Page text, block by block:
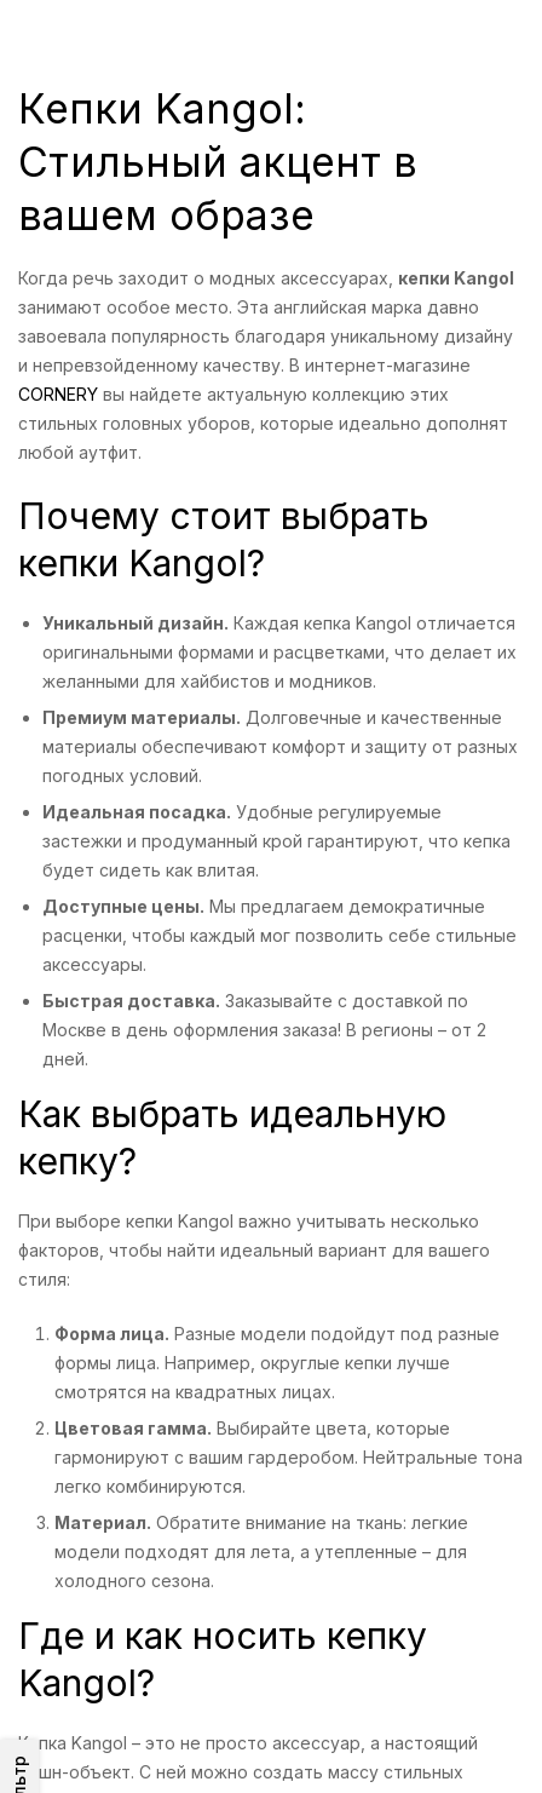
Кепки Kangol:
Стильный акцент в
вашем образе
Когда речь заходит о модных аксессуарах, кепки Kangol
занимают особое место. Эта английская марка давно
завоевала популярность благодаря уникальному дизайну
и непревзойденному качеству. В интернет-магазине
CORNERY вы найдете актуальную коллекцию этих
стильных головных уборов, которые идеально дополнят
любой аутфит.
Почему стоит выбрать
кепки Kangol?
Уникальный дизайн. Каждая кепка Kangol отличается
оригинальными формами и расцветками, что делает их
желанными для хайбистов и модников.
Премиум материалы. Долговечные и качественные
материалы обеспечивают комфорт и защиту от разных
погодных условий.
Идеальная посадка. Удобные регулируемые
застежки и продуманный крой гарантируют, что кепка
будет сидеть как влитая.
Доступные цены. Мы предлагаем демократичные
расценки, чтобы каждый мог позволить себе стильные
аксессуары.
Быстрая доставка. Заказывайте с доставкой по
Москве в день оформления заказа! В регионы – от 2
дней.
Как выбрать идеальную
кепку?
При выборе кепки Kangol важно учитывать несколько
факторов, чтобы найти идеальный вариант для вашего
стиля:
Форма лица. Разные модели подойдут под разные
формы лица. Например, округлые кепки лучше
смотрятся на квадратных лицах.
Цветовая гамма. Выбирайте цвета, которые
гармонируют с вашим гардеробом. Нейтральные тона
легко комбинируются.
Материал. Обратите внимание на ткань: легкие
модели подходят для лета, а утепленные – для
холодного сезона.
Где и как носить кепку
Kangol?
Кепка Kangol – это не просто аксессуар, а настоящий
фэшн-объект. С ней можно создать массу стильных